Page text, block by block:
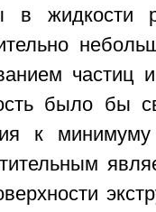
в жидкости
частиц
было бы
к